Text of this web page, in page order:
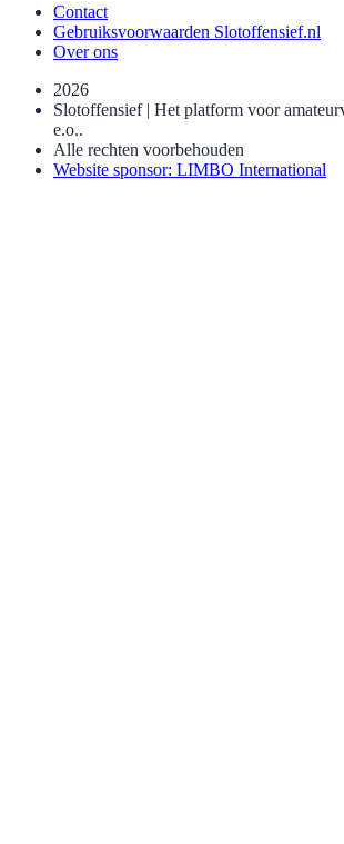
Contact
Gebruiksvoorwaarden Slotoffensief.nl
Over ons
2026
Slotoffensief | Het platform voor
e.o..
Alle rechten voorbehouden
Website sponsor: LIMBO International